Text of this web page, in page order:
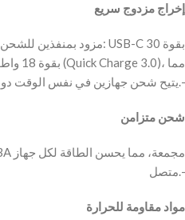
إخراج مزدوج سريع
يتيح شحن جهازين في نفس الوقت دون فقدان السرعة أو الكفاءة.-
شحن متزامن
متصل.-
مواد مقاومة للحرارة